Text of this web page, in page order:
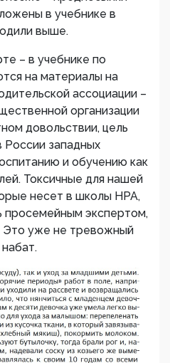
в учебнике в
выше.
– в учебнике по
на материалы на
ассоциации –
организации
довольствии, цель
России западных
и обучению как
Токсичные для нашей
несет в школы НРА,
просемейным экспертом,
Это уже не тревожный